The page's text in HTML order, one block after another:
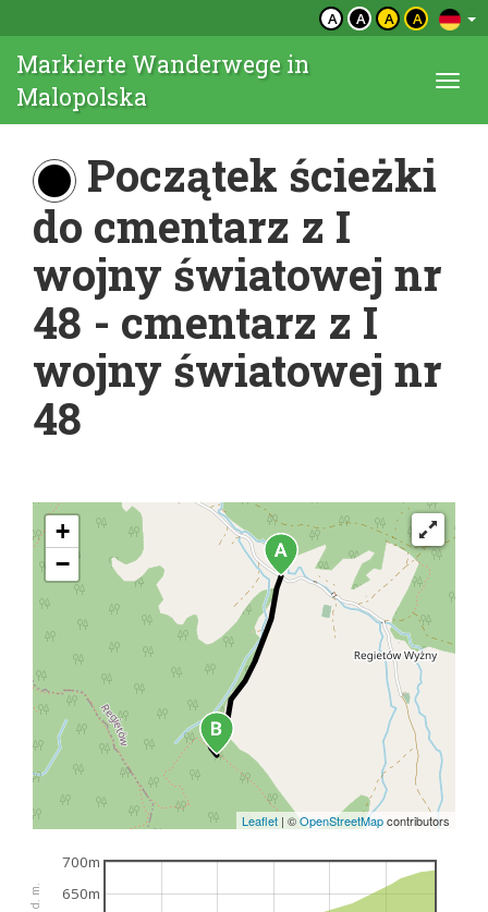
A A A A
Markierte Wanderwege in
Malopolska
Początek ścieżki
do cmentarz z I
wojny światowej nr
48 - cmentarz z I
wojny światowej nr
48
+
−
Leaflet | ©OpenStreetMapcontributors
650m
700m